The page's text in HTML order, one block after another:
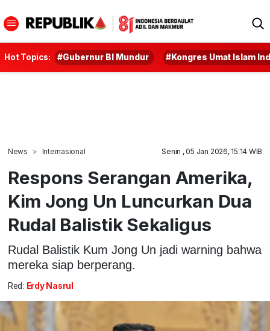
Hot Topics: #Gubernur BI Mundur #Kongres Umat Islam
News Internasional Senin , 05 Jan 2026, 15:14 WIB
Respons Serangan Amerika,
Kim Jong Un Luncurkan Dua
Rudal Balistik Sekaligus
Rudal Balistik Kum Jong Un jadi warning bahwa
mereka siap berperang.
Red: Erdy Nasrul